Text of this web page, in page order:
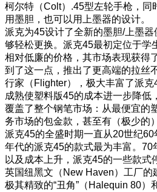
柯尔特（Colt）.45型左轮手枪，同
用墨胆，也可以用上墨器的设计。
派克为45设计了全新的墨胆/上墨
够轻松更换。派克45最初定位于学
相对低廉的价格，其市场表现获得
到了这一点，推出了更高端的拉丝
行家（Flighter），极大丰富了派
成熟使塑料版45的成本进一步降低
覆盖了整个钢笔市场：从最便宜的
务市场的包金款，甚至有（极少的
派克45的全盛时期一直从20世纪
年代的派克45的款式最为丰富。70
以及成本上升，派克45的一些款式
英国纽黑文（New Haven）工厂的
极其精致的“丑角”（Halequin 80）